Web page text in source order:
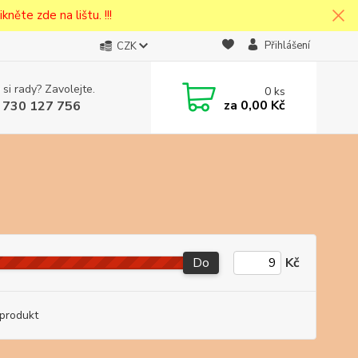
zde na lištu. !!!
CZK Přihlášení
rady? Zavolejte.
127 756
0ks
za 0,00 Kč
Do Kč
v